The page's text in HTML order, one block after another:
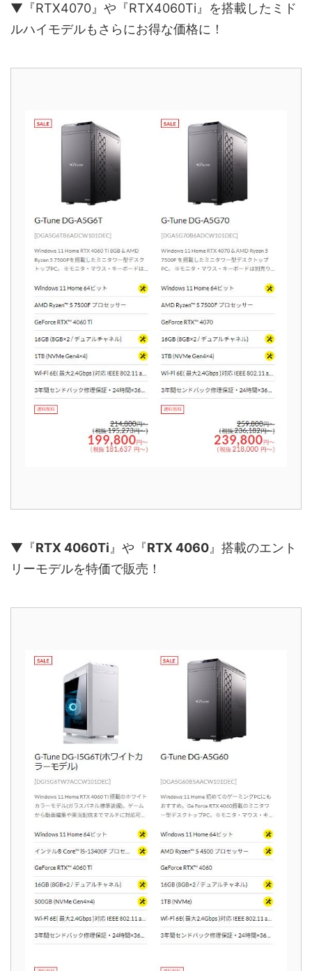
▼『RTX4070』や『RTX4060Ti』を搭載したミド
ルハイモデルもさらにお得な価格に！
▼『RTX 4060Ti』や『RTX 4060』搭載のエント
リーモデルを特価で販売！